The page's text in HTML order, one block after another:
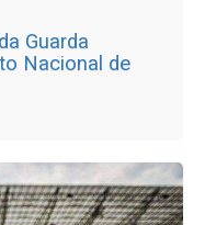
Guarda
Nacional de